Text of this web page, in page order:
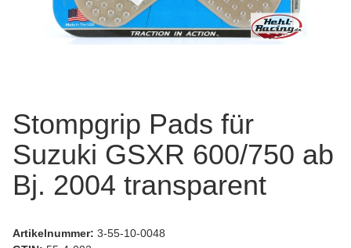
Stompgrip Pads für
Suzuki GSXR 600/750 ab
Bj. 2004 transparent
Artikelnummer: 3-55-10-0048